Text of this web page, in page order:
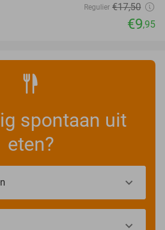
Regulier €17,50
€9,95
spontaan uit
eten?